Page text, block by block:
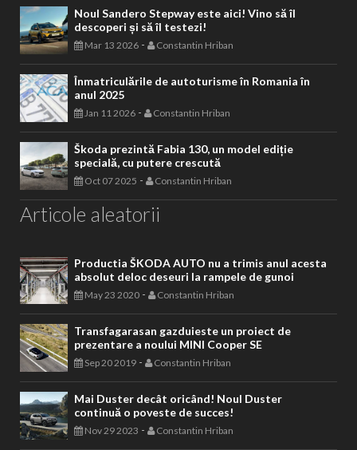
Noul Sandero Stepway este aici! Vino să îl
descoperi și să îl testezi!
Mar 13 2026 - Constantin Hriban
Înmatriculările de autoturisme în Romania în
anul 2025
Jan 11 2026 - Constantin Hriban
Škoda prezintă Fabia 130, un model ediție
specială, cu putere crescută
Oct 07 2025 - Constantin Hriban
Articole aleatorii
Productia ŠKODA AUTO nu a trimis anul acesta
absolut deloc deseuri la rampele de gunoi
May 23 2020 - Constantin Hriban
Transfagarasan gazduieste un proiect de
prezentare a noului MINI Cooper SE
Sep 20 2019 - Constantin Hriban
Mai Duster decât oricând! Noul Duster
continuă o poveste de succes!
Nov 29 2023 - Constantin Hriban